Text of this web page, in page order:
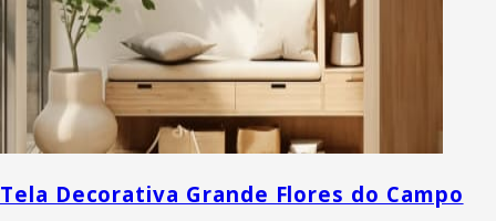
Tela Decorativa Grande Flores do Campo